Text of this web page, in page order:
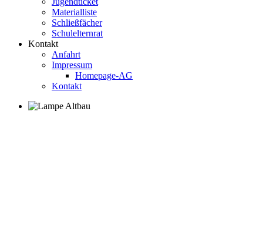
Materialliste
Schließfächer
Schulelternrat
Kontakt
Anfahrt
Impressum
Homepage-AG
Kontakt